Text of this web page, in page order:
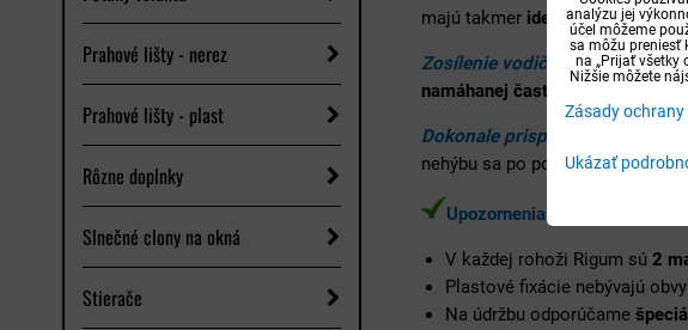
Prahové lišty - nerez
Prahové lišty - plast
Rôzne doplnky
Slnečné clony na okná
Stierače
majú takmer identický dizajnako
Zosílenie vodičovej rohože- u
namáhanej časti
pod nohami
Dokonale prispôsobené tvaru
nehýbu sa po podlahe. V
Upozornenia a rady k
V každej rohoži Rigum sú 2
Plastové fixácie nebývajú
Na údržbu odporúčame
analýzu jej
účel môžeme
sa môžu preniesť
na „Prijať všetky
Nižšie môžete
Zásady
Ukázať